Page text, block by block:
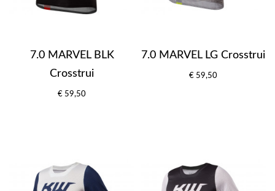
7.0 MARVEL BLK
Crosstrui
€ 59,50
7.0 MARVEL LG Crosstrui
€ 59,50